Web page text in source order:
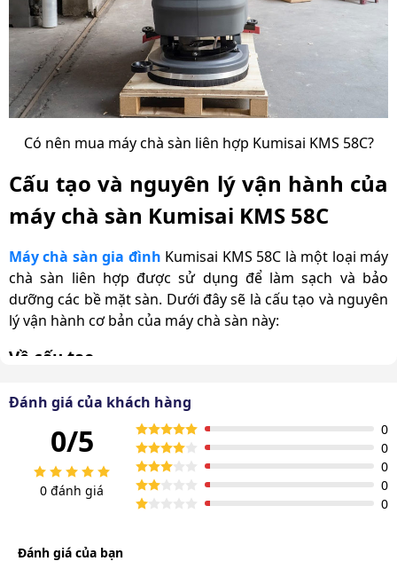
Có nên mua máy chà sàn liên hợp Kumisai KMS 58C?
Cấu tạo và nguyên lý vận hành của
máy chà sàn Kumisai KMS 58C
Máy chà sàn gia đình Kumisai KMS 58C là một loại máy
chà sàn liên hợp được sử dụng để làm sạch và bảo
dưỡng các bề mặt sàn. Dưới đây sẽ là cấu tạo và nguyên
lý vận hành cơ bản của máy chà sàn này:
Về cấu tạo
Bộ phận điều khiển:Đây là nơi người điều khiển thiết
lập các thông số hoạt động của máy, như tốc độ di
chuyển, áp suất chà,...
Máy có hai mô tơ điều khiển, gồm một động
cơ để điều khiển tốc độ quay và áp lực bàn chà.
Động cơ còn lại có nhiệm vụ điều khiển chức năng
Bình chứa nước sạch và nước bẩn:
Đánh giá của khách hàng
0/5
0 đánh giá
0
0
0
0
0
Đánh giá của bạn